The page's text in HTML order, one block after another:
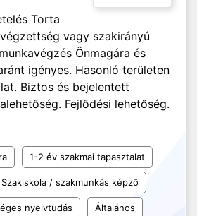
Torta
vagy szakirányú
Önmagára és
igényes. Hasonló területen
Biztos és bejelentett
Fejlődési lehetőség.
1-2 év szakmai tapasztalat
Szakiskola / szakmunkás képző
nyelvtudás Általános